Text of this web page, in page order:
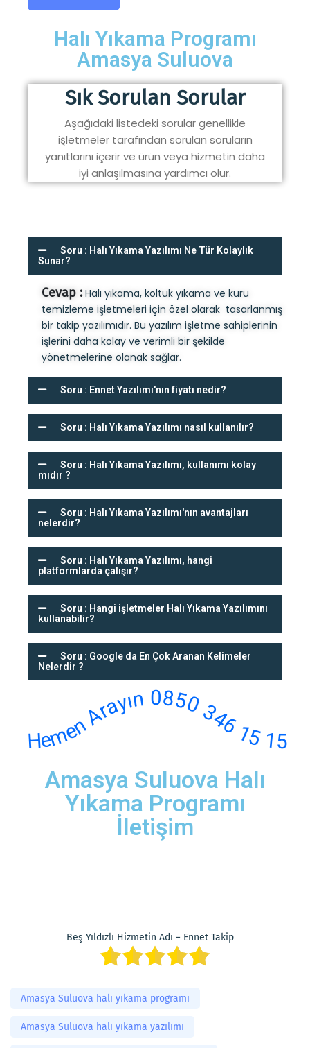
Halı Yıkama Programı
Amasya Suluova
Sık Sorulan Sorular
Aşağıdaki listedeki sorular genellikle
işletmeler tarafından sorulan soruların
yanıtlarını içerir ve ürün veya hizmetin daha
iyi anlaşılmasına yardımcı olur.
Soru : Halı Yıkama Yazılımı Ne Tür Kolaylık
Sunar?
Cevap :Halı yıkama, koltuk yıkama ve kuru
temizleme işletmeleri için özel olarak tasarlanmış
bir takip yazılımıdır. Bu yazılım işletme sahiplerinin
işlerini daha kolay ve verimli bir şekilde
yönetmelerine olanak sağlar.
Soru : Ennet Yazılımı'nın fiyatı nedir?
Soru : Halı Yıkama Yazılımı nasıl kullanılır?
Soru : Halı Yıkama Yazılımı, kullanımı kolay
mıdır ?
Soru : Halı Yıkama Yazılımı'nın avantajları
nelerdir?
Soru : Halı Yıkama Yazılımı, hangi
platformlarda çalışır?
Soru : Hangi işletmeler Halı Yıkama Yazılımını
kullanabilir?
Soru : Google da En Çok Aranan Kelimeler
Nelerdir ?
Hemen Arayın 0850 346 15 15
Amasya Suluova Halı
Yıkama Programı
İletişim
Beş Yıldızlı Hizmetin Adı = Ennet Takip
Amasya Suluova halı yıkama programı
Amasya Suluova halı yıkama yazılımı